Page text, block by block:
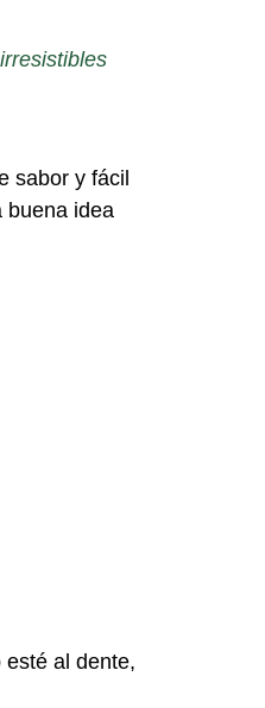
sabor y fácil
buena idea
al dente,